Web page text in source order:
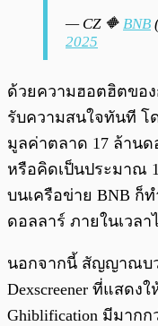
— CZ 🔶 BNB
2025
ด้วยความฮอตฮิตขอ
รับความสนใจทันที โ
มูลค่าตลาด 17 ล้านด
หรือคิดเป็นประมาณ
บนเครือข่าย BNB ก็
ดอลลาร์ ภายในเวลา
นอกจากนี้ สัญญาณบ
Dexscreener ที่แสดง
Ghiblification มีมาก